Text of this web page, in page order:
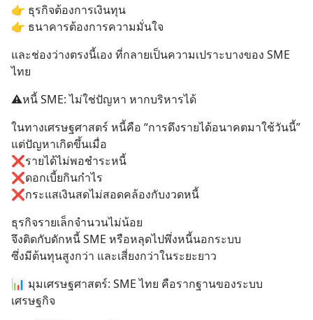
👉 ธุรกิจต้องการเงินทุน
👉 ธนาคารต้องการความมั่นใจ
และช่องว่างตรงนี้เอง ที่กลายเป็นความเปราะบางของ SME
ไทย
⚠️หนี้ SME: ไม่ใช่ปัญหา หากบริหารได้
ในทางเศรษฐศาสตร์ หนี้คือ “การดึงรายได้อนาคตมาใช้วันนี้”
แต่ปัญหาเกิดขึ้นเมื่อ
❌รายได้ไม่พอชำระหนี้
❌ดอกเบี้ยกินกำไร
❌กระแสเงินสดไม่สอดคล้องกับงวดหนี้
ธุรกิจรายเล็กจำนวนไม่น้อย
จึงติดกับดักหนี้ SME หรือหลุดไปพึ่งหนี้นอกระบบ
ซึ่งมีต้นทุนสูงกว่า และเสี่ยงกว่าในระยะยาว
📊 มุมเศรษฐศาสตร์: SME ไทย คือรากฐานของระบบ
เศรษฐกิจ